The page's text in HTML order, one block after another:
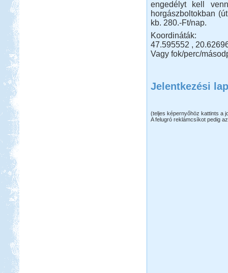
engedélyt kell
horgászboltokban
kb. 280.-Ft/nap.
Koordináták:
47.595552 ,
Vagy fok/perc/
Jelentkezési
(teljes képernyőhöz kattints a
A felugró reklámcsíkot pedig